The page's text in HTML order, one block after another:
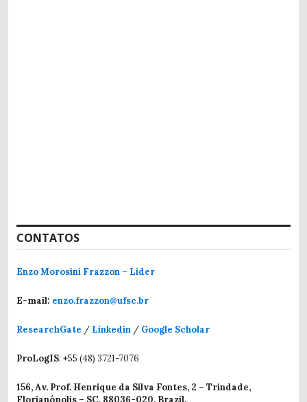
CONTATOS
Enzo Morosini Frazzon – Líder
E-mail: enzo.frazzon@ufsc.br
ResearchGate / Linkedin / Google Scholar
ProLogIS: +55 (48) 3721-7076
156, Av. Prof. Henrique da Silva Fontes, 2 – Trindade,